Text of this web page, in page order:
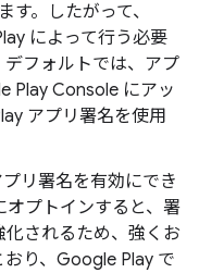
す。したがって、
によって行う必要
フォルトでは、アプ
Play Console にアッ
アプリ署名を使用
リ署名を有効にでき
オプトインすると、署
されるため、強くお
り、Google Play で